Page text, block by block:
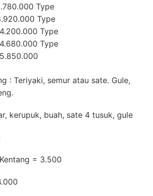
Type
Type
Type
Type
: Teriyaki, semur atau sate. Gule,
kerupuk, buah, sate 4 tusuk, gule
= 3.500